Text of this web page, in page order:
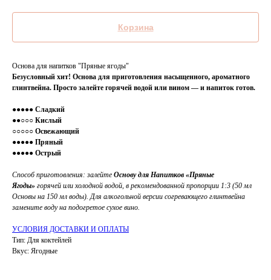
Корзина
Основа для напитков "Пряные ягоды"
Безусловный хит! Основа для приготовления насыщенного, ароматного
глинтвейна. Просто залейте горячей водой или вином — и напиток готов.
●●●●● Сладкий
●●○○○ Кислый
○○○○○ Освежающий
●●●●● Пряный
●●●●● Острый
Способ приготовления: залейте Основу для Напитков «Пряные
Ягоды» горячей или холодной водой, в рекомендованной пропорции 1:3 (50 мл
Основы на 150 мл воды). Для алкогольной версии согревающего глинтвейна
замените воду на подогретое сухое вино.
УСЛОВИЯ ДОСТАВКИ И ОПЛАТЫ
Тип: Для коктейлей
Вкус: Ягодные